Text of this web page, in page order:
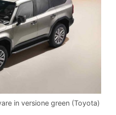
in versione green (Toyota)